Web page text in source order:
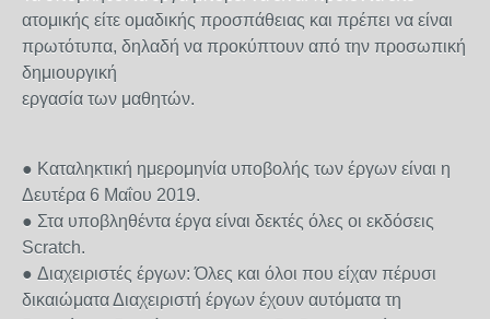
ατομικής είτε ομαδικής προσπάθειας και πρέπει να είναι
πρωτότυπα, δηλαδή να προκύπτουν από την προσωπική
δημιουργική
εργασία των μαθητών.
● Καταληκτική ημερομηνία υποβολής των έργων είναι η
Δευτέρα 6 Μαΐου 2019.
● Στα υποβληθέντα έργα είναι δεκτές όλες οι εκδόσεις
Scratch.
● Διαχειριστές έργων: Όλες και όλοι που είχαν πέρυσι
δικαιώματα Διαχειριστή έργων έχουν αυτόματα τη